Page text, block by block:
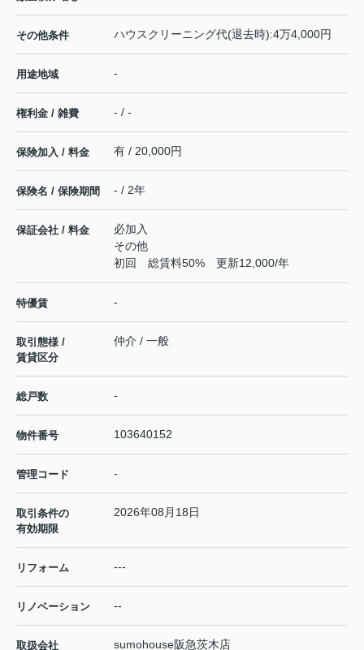
その他条件 ハウスクリーニング代(退去時):4万4,000円
用途地域 -
権利金 / 雑費 - / -
保険加入 / 料金 有 / 20,000円
保険名 / 保険期間 - / 2年
保証会社 / 料金
必加入
その他
初回 総賃料50% 更新12,000/年
特優賃 -
取引態様 /
賃貸区分
仲介 / 一般
総戸数 -
物件番号 103640152
管理コード -
取引条件の
有効期限
2026年08月18日
リフォーム ---
リノベーション --
取扱会社
sumohouse阪急茨木店